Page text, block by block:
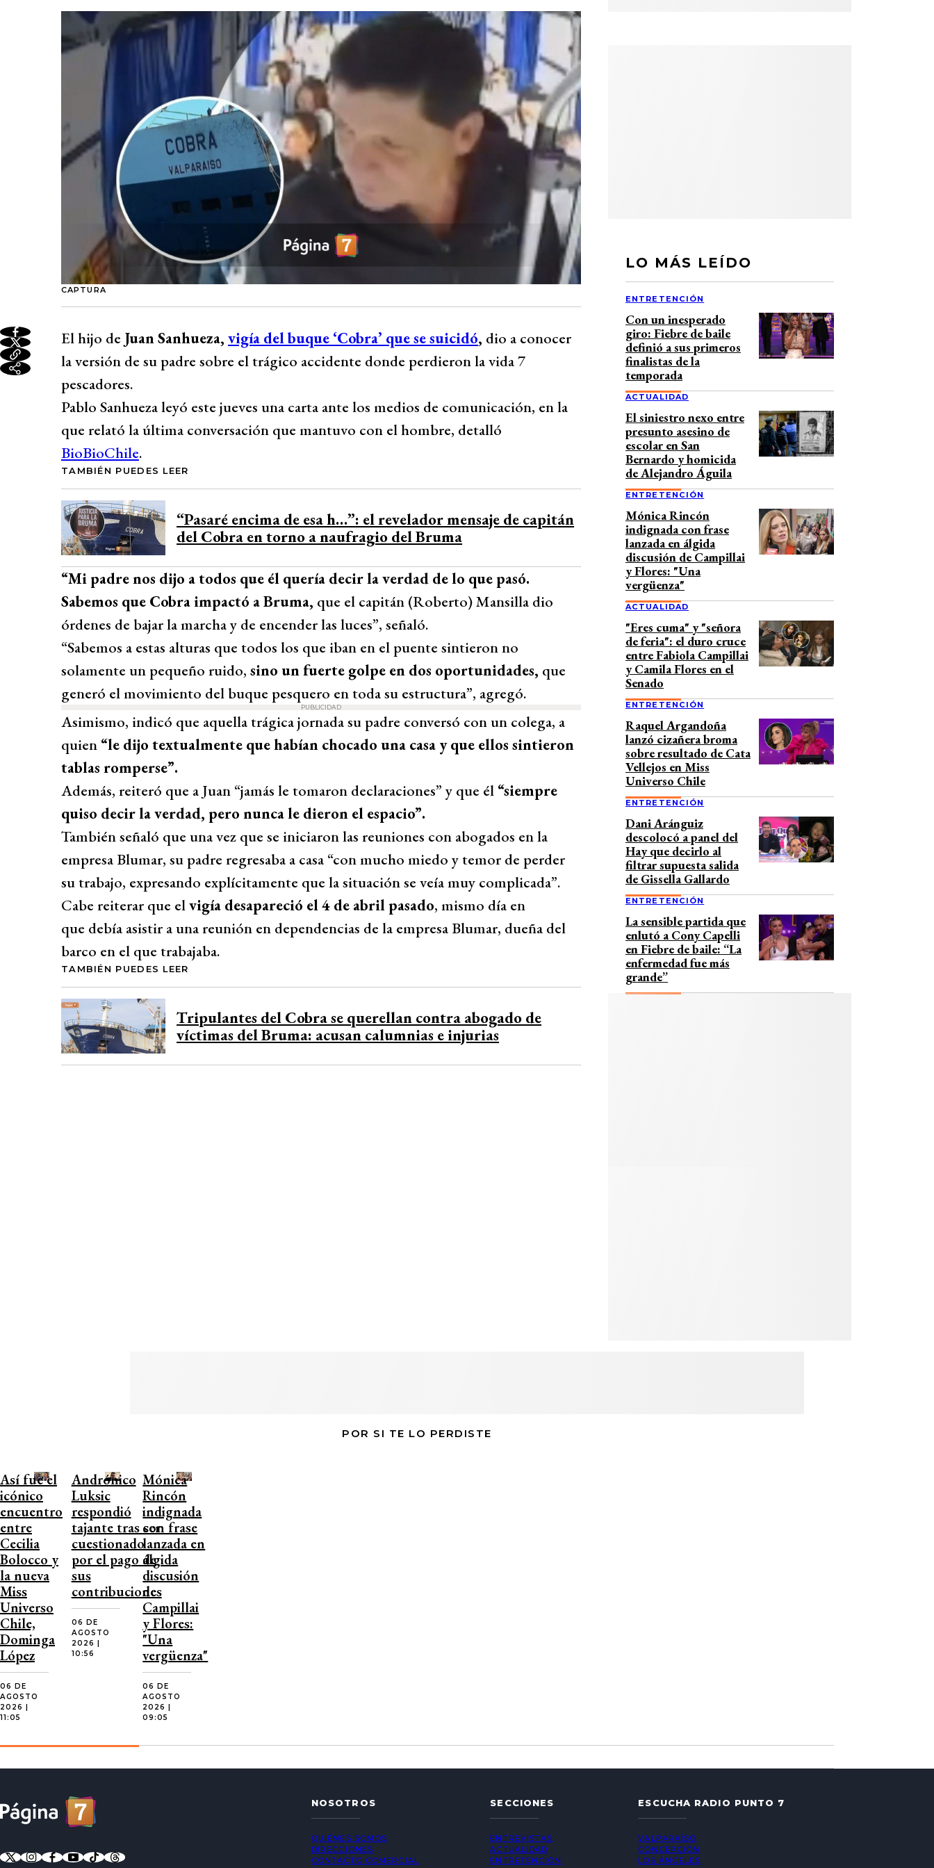
CAPTURA
El hijo de Juan Sanhueza, vigía del buque ‘Cobra’ que se suicidó, dio a conocer
la versión de su padre sobre el trágico accidente donde perdieron la vida 7
pescadores.
Pablo Sanhueza leyó este jueves una carta ante los medios de comunicación, en la
que relató la última conversación que mantuvo con el hombre, detalló
BioBioChile.
TAMBIÉN PUEDES LEER
“Pasaré encima de esa h…”: el revelador mensaje de capitán
del Cobra en torno a naufragio del Bruma
“Mi padre nos dijo a todos que él quería decir la verdad de lo que pasó.
Sabemos que Cobra impactó a Bruma, que el capitán (Roberto) Mansilla dio
órdenes de bajar la marcha y de encender las luces”, señaló.
“Sabemos a estas alturas que todos los que iban en el puente sintieron no
solamente un pequeño ruido, sino un fuerte golpe en dos oportunidades, que
generó el movimiento del buque pesquero en toda su estructura”, agregó.
PUBLICIDAD
Asimismo, indicó que aquella trágica jornada su padre conversó con un colega, a
quien “le dijo textualmente que habían chocado una casa y que ellos sintieron
tablas romperse”.
Además, reiteró que a Juan “jamás le tomaron declaraciones” y que él “siempre
quiso decir la verdad, pero nunca le dieron el espacio”.
También señaló que una vez que se iniciaron las reuniones con abogados en la
empresa Blumar, su padre regresaba a casa “con mucho miedo y temor de perder
su trabajo, expresando explícitamente que la situación se veía muy complicada”.
Cabe reiterar que elvigía desapareció el 4 de abril pasado, mismo día en
que debía asistir a una reunión en dependencias de la empresa Blumar, dueña del
barco en el que trabajaba.
TAMBIÉN PUEDES LEER
Tripulantes del Cobra se querellan contra abogado de
víctimas del Bruma: acusan calumnias e injurias
LO MÁS LEÍDO
ENTRETENCIÓN
Con un inesperado
giro: Fiebre de baile
definió a sus primeros
finalistas de la
temporada
ACTUALIDAD
El siniestro nexo entre
presunto asesino de
escolar en San
Bernardo y homicida
de Alejandro Águila
ENTRETENCIÓN
Mónica Rincón
indignada con frase
lanzada en álgida
discusión de Campillai
y Flores: "Una
vergüenza"
ACTUALIDAD
"Eres cuma" y "señora
de feria": el duro cruce
entre Fabiola Campillai
y Camila Flores en el
Senado
ENTRETENCIÓN
Raquel Argandoña
lanzó cizañera broma
sobre resultado de Cata
Vellejos en Miss
Universo Chile
ENTRETENCIÓN
Dani Aránguiz
descolocó a panel del
Hay que decirlo al
filtrar supuesta salida
de Gissella Gallardo
ENTRETENCIÓN
La sensible partida que
enlutó a Cony Capelli
en Fiebre de baile: “La
enfermedad fue más
grande”
POR SI TE LO PERDISTE
Así fue el
icónico
encuentro
entre
Cecilia
Bolocco y
la nueva
Miss
Universo
Chile,
Dominga
López
06 DE
AGOSTO
2026 |
11:05
Andrónico
Luksic
respondió
tajante tras ser
cuestionado
por el pago de
sus
contribuciones
06 DE
AGOSTO
2026 |
10:56
Mónica
Rincón
indignada
con frase
lanzada en
álgida
discusión
de
Campillai
y Flores:
"Una
vergüenza"
06 DE
AGOSTO
2026 |
09:05
NOSOTROS
QUIÉNES SOMOS
DIRECCIONES
CONTACTO COMERCIAL
SECCIONES
ENTREVISTAS
ACTUALIDAD
ENTRETENCIÓN
ESCUCHA RADIO PUNTO 7
VALPARAÍSO
CONCEPCIÓN
LOS ÁNGELES